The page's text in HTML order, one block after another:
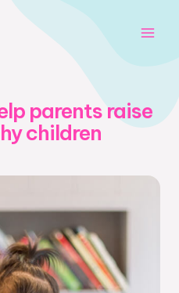
parents raise
children